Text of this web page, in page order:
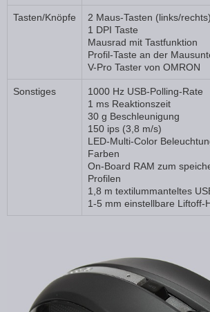
Tasten/Knöpfe
2 Maus-Tasten (links/rechts)
1 DPI Taste
Mausrad mit Tastfunktion
Profil-Taste an der
V-Pro Taster von OMRON
Sonstiges
1000 Hz USB-Polling-Rate
1 ms Reaktionszeit
30 g Beschleunigung
150 ips (3,8 m/s)
LED-Multi-Color
Farben
On-Board RAM zum
Profilen
1,8 m textilummanteltes
1-5 mm einstellbare Liftoff-